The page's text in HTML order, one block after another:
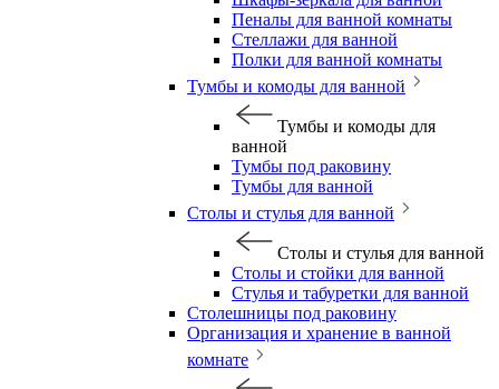
Пеналы для ванной комнаты
Стеллажи для ванной
Полки для ванной комнаты
Тумбы и комоды для ванной
Тумбы и комоды для
ванной
Тумбы под раковину
Тумбы для ванной
Столы и стулья для ванной
Столы и стулья для ванной
Столы и стойки для ванной
Стулья и табуретки для ванной
Столешницы под раковину
Организация и хранение в ванной
комнате